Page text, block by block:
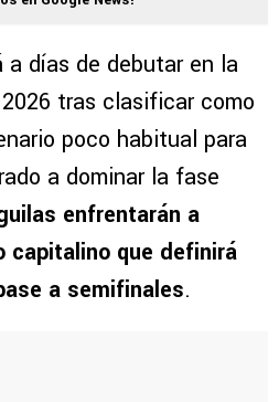
a días de debutar en la
tras clasificar como
poco habitual para
a dominar la fase
enfrentarán a
capitalino que definirá
a semifinales.